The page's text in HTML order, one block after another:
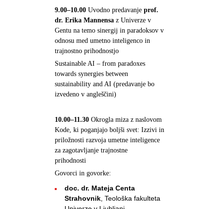
9.00–10.00 Uvodno predavanje prof.
dr. Erika Mannensa z Univerze v
Gentu na temo sinergij in paradoksov v
odnosu med umetno inteligenco in
trajnostno prihodnostjo
Sustainable AI – from paradoxes
towards synergies between
sustainability and AI (predavanje bo
izvedeno v angleščini)
10.00–11.30 Okrogla miza z naslovom
Kode, ki poganjajo boljši svet: Izzivi in
priložnosti razvoja umetne inteligence
za zagotavljanje trajnostne
prihodnosti
Govorci in govorke:
doc. dr. Mateja Centa
Strahovnik , Teološka fakulteta